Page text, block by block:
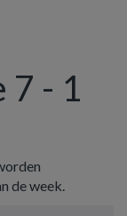
7 - 1
de week.